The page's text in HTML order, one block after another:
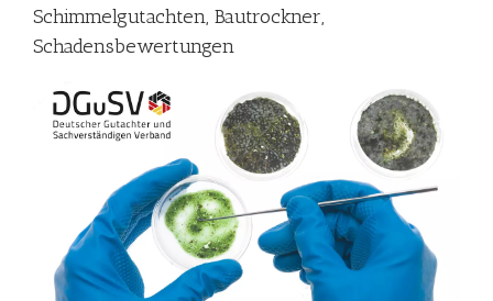
Schimmelgutachten, Bautrockner,
Schadensbewertungen